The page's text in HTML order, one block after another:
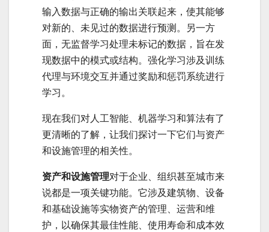
输入数据与正确的输出关联起来，使其能够
对新的、未见过的数据进行预测。另一方
面，无监督学习处理未标记的数据，旨在发
现数据中的模式或结构。强化学习涉及训练
代理与环境交互并通过奖励和惩罚系统进行
学习。
现在我们对人工智能、机器学习和算法有了
更清晰的了解，让我们探讨一下它们与资产
和设施管理的相关性。
资产和设施管理对于企业、组织甚至城市来
说都是一项关键功能。它涉及建筑物、设备
和基础设施等实物资产的管理、运营和维
护，以确保其最佳性能、使用寿命和成本效